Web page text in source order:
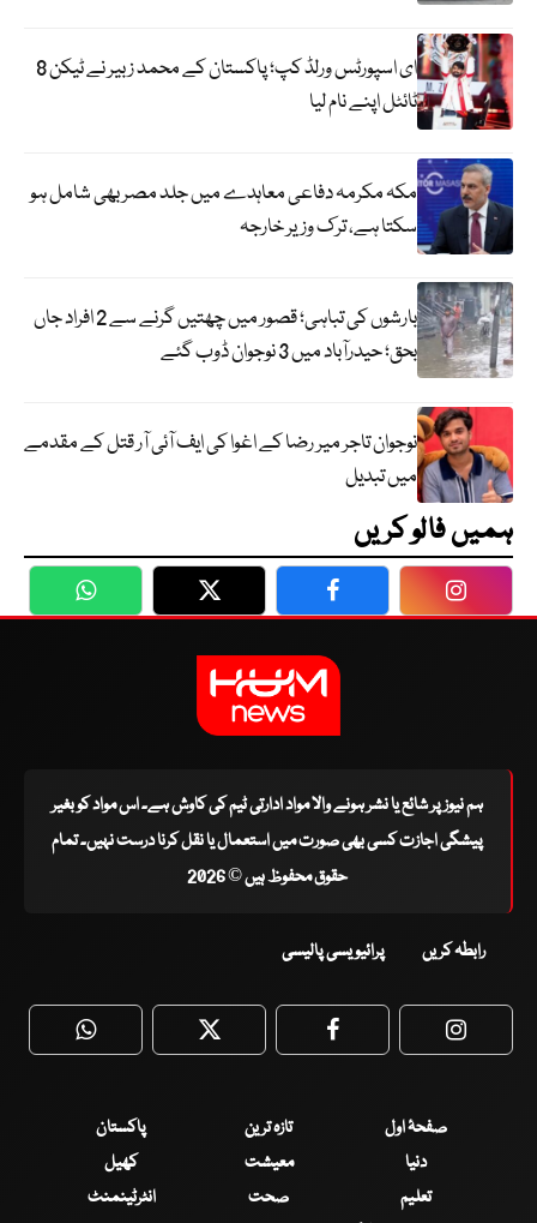
ای اسپورٹس ورلڈ کپ؛ پاکستان کے محمد زبیر نے ٹیکن 8
ٹائٹل اپنے نام لیا
مکہ مکرمہ دفاعی معاہدے میں جلد مصر بھی شامل ہو
سکتا ہے، ترک وزیر خارجہ
بارشوں کی تباہی؛ قصور میں چھتیں گرنے سے 2 افراد جاں
بحق؛ حیدرآباد میں 3 نوجوان ڈوب گئے
نوجوان تاجر میر رضا کے اغوا کی ایف آئی آر قتل کے مقدمے
میں تبدیل
ہمیں فالو کریں
WhatsApp Twitter Facebook
ہم نیوز پر شائع یا نشر ہونے والا مواد ادارتی ٹیم کی کاوش ہے۔ اس مواد کو بغیر
پیشگی اجازت کسی بھی صورت میں استعمال یا نقل کرنا درست نہیں۔ تمام
حقوق محفوظ ہیں © 2026
رابطہ کریں پرائیویسی پالیسی
WhatsApp Twitter Facebook
صفحۂ اول تازہ ترین
پاکستان
دنیا
معیشت
کھیل
تعلیم
صحت
انٹرٹینمنٹ